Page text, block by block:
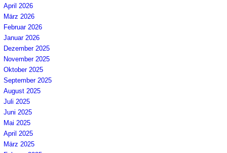
April 2026
März 2026
Februar 2026
Januar 2026
Dezember 2025
November 2025
Oktober 2025
September 2025
August 2025
Juli 2025
Juni 2025
Mai 2025
April 2025
März 2025